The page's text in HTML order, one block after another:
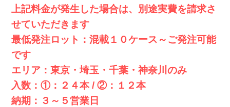
上記料金が発生した場合は、別途実費を請求さ
せていただきます
最低発注ロット：混載１０ケース～ご発注可能
です
エリア：東京・埼玉・千葉・神奈川のみ
入数：①：２４本 / ②：１２本
納期：３～５営業日